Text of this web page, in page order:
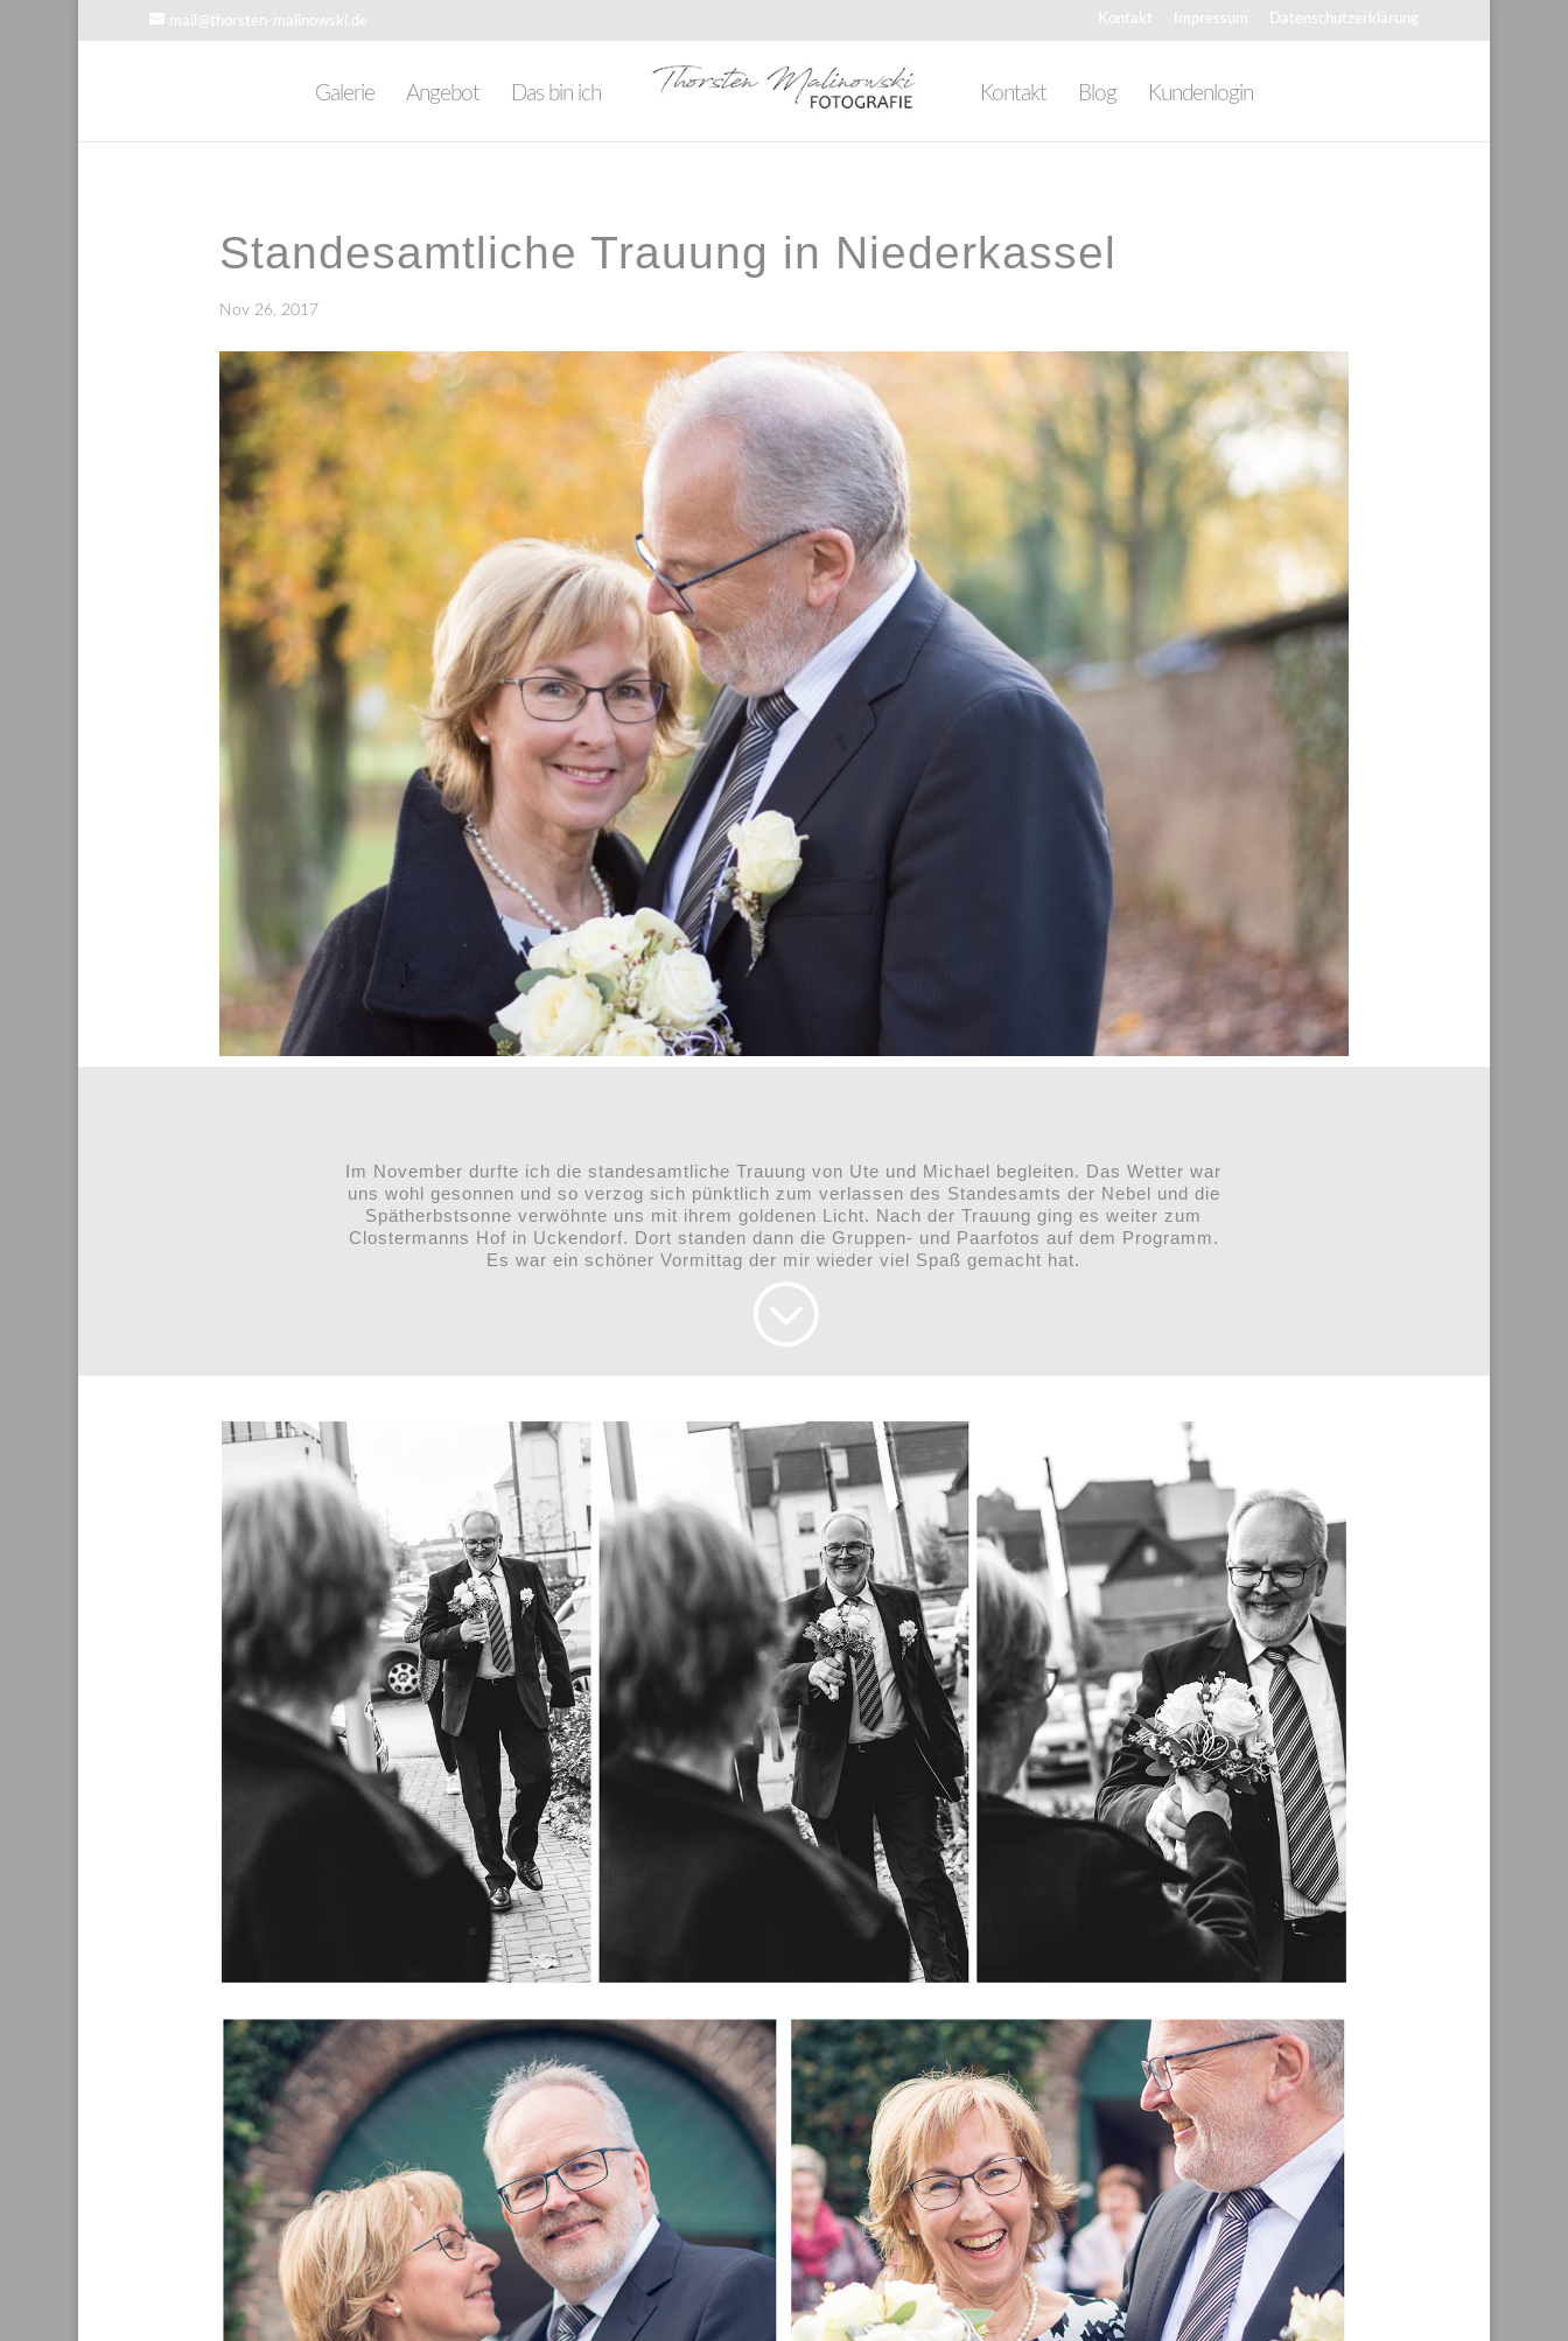
mail@thorsten-malinowski.de Kontakt Impressum Datenschutzerklärung
Galerie Angebot Das bin ich Kontakt Blog Kundenlogin
Standesamtliche Trauung in Niederkassel
Nov 26, 2017
Im November durfte ich die standesamtliche Trauung von Ute und Michael begleiten. Das Wetter war
uns wohl gesonnen und so verzog sich pünktlich zum verlassen des Standesamts der Nebel und die
Spätherbstsonne verwöhnte uns mit ihrem goldenen Licht. Nach der Trauung ging es weiter zum
Clostermanns Hof in Uckendorf. Dort standen dann die Gruppen- und Paarfotos auf dem Programm.
Es war ein schöner Vormittag der mir wieder viel Spaß gemacht hat.